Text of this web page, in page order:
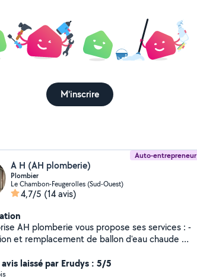
M'inscrire
Auto-entrepreneur
A H (AH plomberie)
Plombier
Le Chambon-Feugerolles (Sud-Ouest)
4,7/5 (14 avis)
AH plomberie vous propose ses services : -
et remplacement de ballon d'eau chaude -
express -Rupture ou réparation de
-Remplacement et installation de
laissé par Erudys : 5/5